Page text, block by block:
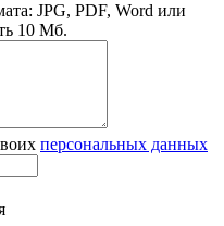
JPG, PDF, Word или
10 Мб.
персональных данных